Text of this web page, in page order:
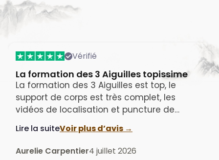
Vérifié
La Méthode des 3 aiguilles
La formation sur la Méthode des 3 aiguilles
donnée par Ph. Sionneau est unique, elle
donne un éclairage sur une approche
"contemporaine" de l’acupuncture telle
qu’elle se pratique depuis 40-50 ans en
Chine, formation à la fois exhaustive et très
Lire la suiteVoir plus d’avis →
Jean-Philippe TRAN 7 juillet 2026